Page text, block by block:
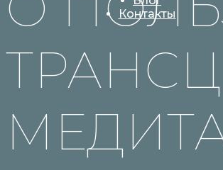
Контакты